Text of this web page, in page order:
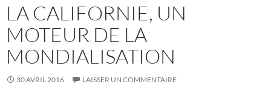
LA CALIFORNIE, UN
MOTEUR DE LA
MONDIALISATION
30 AVRIL 2016 LAISSER UN COMMENTAIRE